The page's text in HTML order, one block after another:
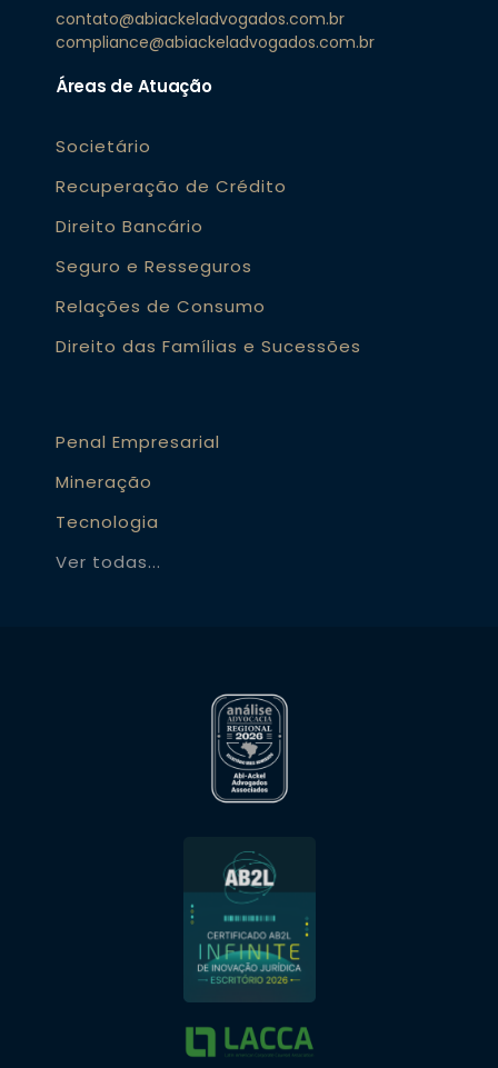
contato@abiackeladvogados.com.br
compliance@abiackeladvogados.com.br
Áreas de Atuação
Societário
Recuperação de Crédito
Direito Bancário
Seguro e Resseguros
Relações de Consumo
Direito das Famílias e Sucessões
Penal Empresarial
Mineração
Tecnologia
Ver todas...